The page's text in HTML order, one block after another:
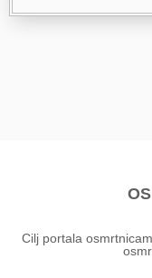
Cilj portala